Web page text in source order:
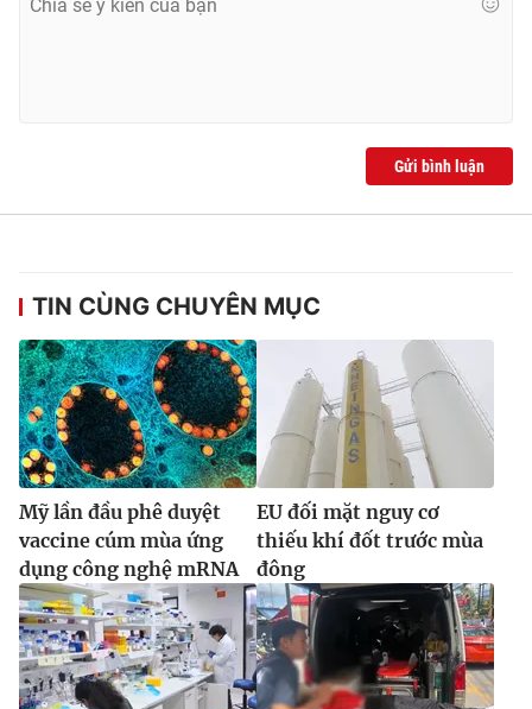
Gửi bình luận
TIN CÙNG CHUYÊN MỤC
Mỹ lần đầu phê duyệt
vaccine cúm mùa ứng
dụng công nghệ mRNA
EU đối mặt nguy cơ
thiếu khí đốt trước mùa
đông